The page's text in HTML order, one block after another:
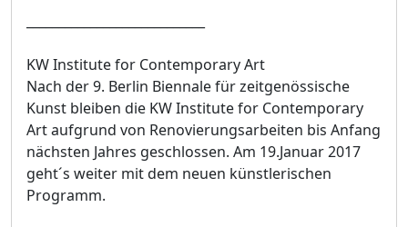
KW Institute for Contemporary Art
Nach der 9. Berlin Biennale für zeitgenössische
Kunst bleiben die KW Institute for Contemporary
Art aufgrund von Renovierungsarbeiten bis Anfang
nächsten Jahres geschlossen. Am 19.Januar 2017
geht´s weiter mit dem neuen künstlerischen
Programm.